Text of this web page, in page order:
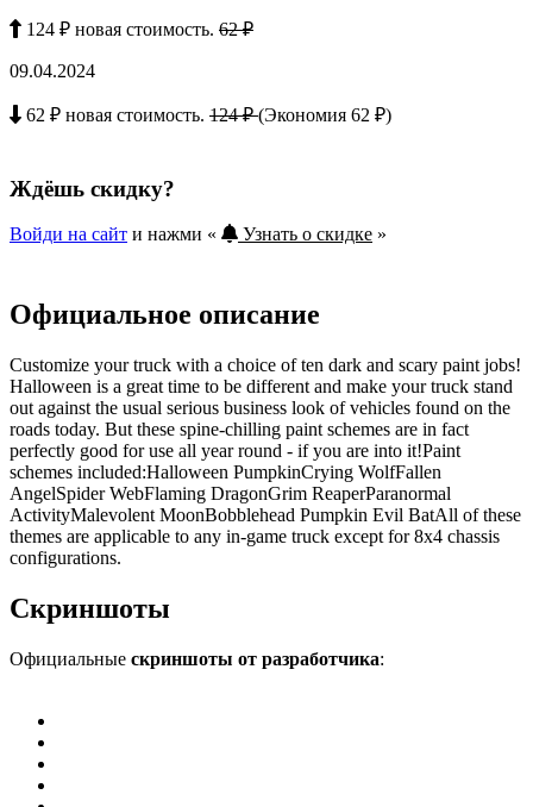
124 ₽ новая стоимость. 62 ₽
09.04.2024
62 ₽ новая стоимость. 124 ₽(Экономия 62 ₽)
Ждёшь скидку?
Войди на сайт и нажми « Узнать о скидке »
Официальное описание
Customize your truck with a choice of ten dark and scary paint jobs!
Halloween is a great time to be different and make your truck stand
out against the usual serious business look of vehicles found on the
roads today. But these spine-chilling paint schemes are in fact
perfectly good for use all year round - if you are into it!Paint
schemes included:Halloween PumpkinCrying WolfFallen
AngelSpider WebFlaming DragonGrim ReaperParanormal
ActivityMalevolent MoonBobblehead Pumpkin Evil BatAll of these
themes are applicable to any in-game truck except for 8x4 chassis
configurations.
Скриншоты
Официальные скриншоты от разработчика: